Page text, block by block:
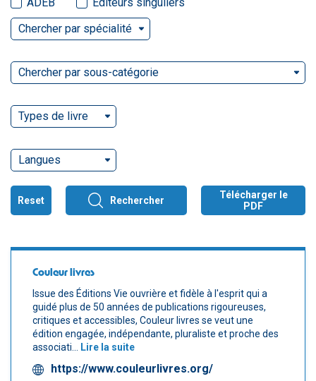
Chercher par spécialité
Chercher par sous-catégorie
Types de livre
Langues
Reset Rechercher
Télécharger le
PDF
Couleur livres
Issue des Éditions Vie ouvrière et fidèle à l'esprit qui a
guidé plus de 50 années de publications rigoureuses,
critiques et accessibles, Couleur livres se veut une
édition engagée, indépendante, pluraliste et proche des
associati...
Lire la suite
https://www.couleurlivres.org/